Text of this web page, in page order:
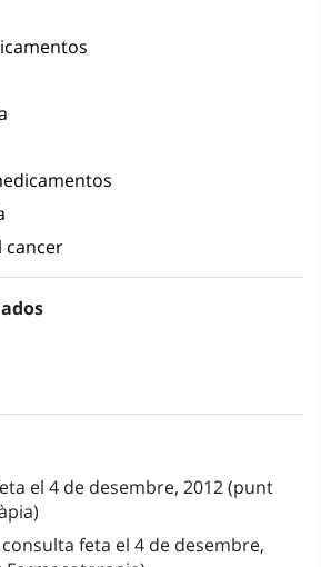
cancer
el 4 de desembre, 2012 (punt
feta el 4 de desembre,